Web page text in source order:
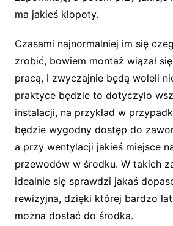
ma jakieś kłopoty.
Czasami najnormalniej im się
zrobić, bowiem montaż wiązał
pracą, i zwyczajnie będą woleli
praktyce będzie to dotyczyło
instalacji, na przykład w
będzie wygodny dostęp do
a przy wentylacji jakieś miejsce
przewodów w środku. W takich
idealnie się sprawdzi jakaś
rewizyjna, dzięki której bardzo
można dostać do środka.